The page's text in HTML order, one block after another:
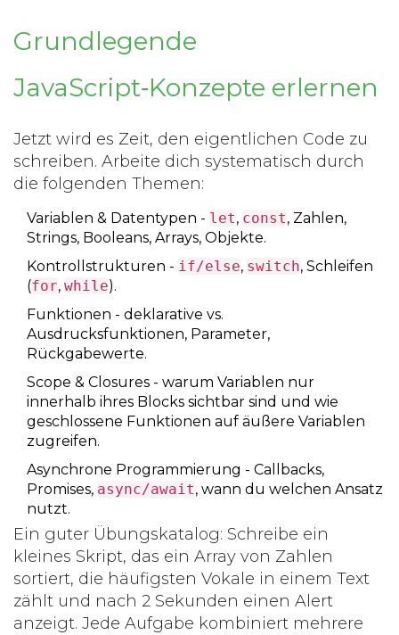
Grundlegende
JavaScript‑Konzepte erlernen
Jetzt wird es Zeit, den eigentlichen Code zu
schreiben. Arbeite dich systematisch durch
die folgenden Themen:
Variablen & Datentypen - let, const, Zahlen,
Strings, Booleans, Arrays, Objekte.
Kontrollstrukturen - if/else, switch, Schleifen
(for, while).
Funktionen - deklarative vs.
Ausdrucksfunktionen, Parameter,
Rückgabewerte.
Scope & Closures - warum Variablen nur
innerhalb ihres Blocks sichtbar sind und wie
geschlossene Funktionen auf äußere Variablen
zugreifen.
Asynchrone Programmierung - Callbacks,
Promises, async/await, wann du welchen Ansatz
nutzt.
Ein guter Übungskatalog: Schreibe ein
kleines Skript, das ein Array von Zahlen
sortiert, die häufigsten Vokale in einem Text
zählt und nach 2 Sekunden einen Alert
anzeigt. Jede Aufgabe kombiniert mehrere